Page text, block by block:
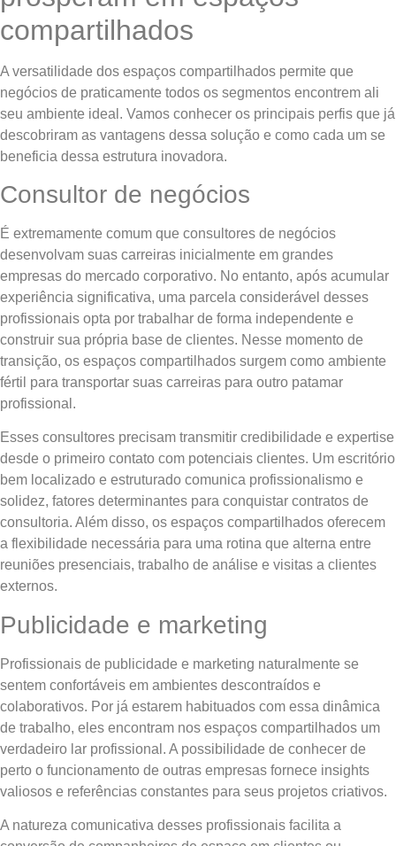
compartilhados
A versatilidade dos espaços compartilhados permite que
negócios de praticamente todos os segmentos encontrem ali
seu ambiente ideal. Vamos conhecer os principais perfis que já
descobriram as vantagens dessa solução e como cada um se
beneficia dessa estrutura inovadora.
Consultor de negócios
É extremamente comum que consultores de negócios
desenvolvam suas carreiras inicialmente em grandes
empresas do mercado corporativo. No entanto, após acumular
experiência significativa, uma parcela considerável desses
profissionais opta por trabalhar de forma independente e
construir sua própria base de clientes. Nesse momento de
transição, os espaços compartilhados surgem como ambiente
fértil para transportar suas carreiras para outro patamar
profissional.
Esses consultores precisam transmitir credibilidade e expertise
desde o primeiro contato com potenciais clientes. Um escritório
bem localizado e estruturado comunica profissionalismo e
solidez, fatores determinantes para conquistar contratos de
consultoria. Além disso, os espaços compartilhados oferecem
a flexibilidade necessária para uma rotina que alterna entre
reuniões presenciais, trabalho de análise e visitas a clientes
externos.
Publicidade e marketing
Profissionais de publicidade e marketing naturalmente se
sentem confortáveis em ambientes descontraídos e
colaborativos. Por já estarem habituados com essa dinâmica
de trabalho, eles encontram nos espaços compartilhados um
verdadeiro lar profissional. A possibilidade de conhecer de
perto o funcionamento de outras empresas fornece insights
valiosos e referências constantes para seus projetos criativos.
A natureza comunicativa desses profissionais facilita a